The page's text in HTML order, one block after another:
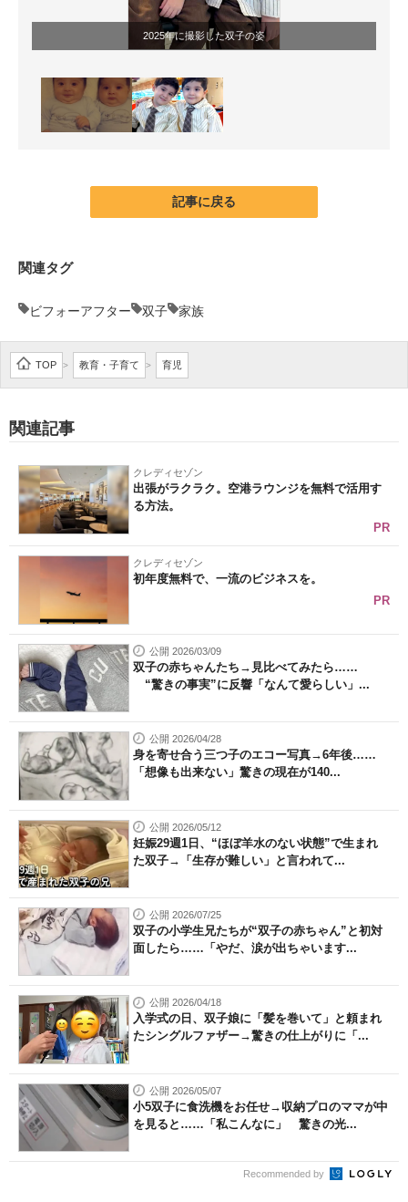
ちょっと気になるネットの話題2025年に撮影した双子の姿
記事に戻る
関連タグ
ビフォーアフター 双子 家族
TOP > 教育・子育て > 育児
関連記事
クレディセゾン
出張がラクラク。空港ラウンジを無料で活用す
る方法。
PR
クレディセゾン
初年度無料で、一流のビジネスを。
PR
公開 2026/03/09
双子の赤ちゃんたち→見比べてみたら……
“驚きの事実”に反響「なんて愛らしい」...
公開 2026/04/28
身を寄せ合う三つ子のエコー写真→6年後……
「想像も出来ない」驚きの現在が140...
公開 2026/05/12
妊娠29週1日、“ほぼ羊水のない状態”で生まれ
た双子→「生存が難しい」と言われて...
公開 2026/07/25
双子の小学生兄たちが“双子の赤ちゃん”と初対
面したら……「やだ、涙が出ちゃいます...
公開 2026/04/18
入学式の日、双子娘に「髪を巻いて」と頼まれ
たシングルファザー→驚きの仕上がりに「...
公開 2026/05/07
小5双子に食洗機をお任せ→収納プロのママが中
を見ると……「私こんなに」 驚きの光...
Recommended by